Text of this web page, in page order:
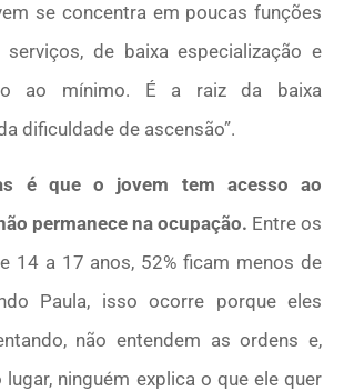
se concentra em poucas funções
de baixa especialização e
ao mínimo. É a raiz da baixa
dificuldade de ascensão”.
é que o jovem tem acesso ao
permanece na ocupação. Entre os
14 a 17 anos, 52% ficam menos de
Paula, isso ocorre porque eles
não entendem as ordens e,
ninguém explica o que ele quer